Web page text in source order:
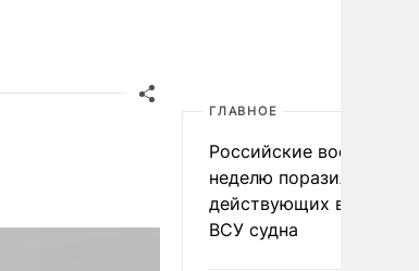
ГЛАВНОЕ
Российские военные за
неделю поразили 34
действующих в
ВСУ судна